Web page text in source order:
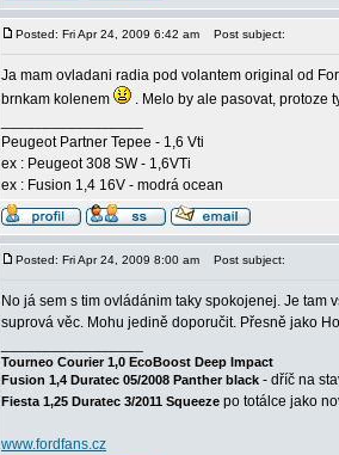
Posted: Fri Apr 24, 2009 6:42 am Post subject:
Ja mam ovladani radia pod volantem original od
brnkam kolenem
. Melo by ale pasovat, protoze
Peugeot Partner Tepee - 1,6 Vti
ex : Peugeot 308 SW - 1,6VTi
ex : Fusion 1,4 16V - modrá ocean
Posted: Fri Apr 24, 2009 8:00 am Post subject:
No já sem s tim ovládánim taky spokojenej. Je
suprová věc. Mohu jedině doporučit. Přesně jako
Tourneo Courier 1,0 EcoBoost Deep Impact
Fusion 1,4 Duratec 05/2008 Panther black - dříč na
Fiesta 1,25 Duratec 3/2011 Squeeze po totálce jako
www.fordfans.cz